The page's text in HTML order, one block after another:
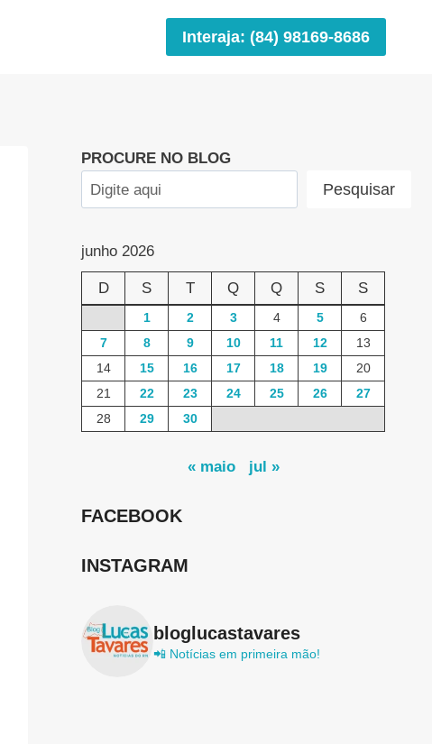
Interaja: (84) 98169-8686
PROCURE NO BLOG
Pesquisar
junho 2026
D S T Q Q S S
1 2 3 4 5
6
7
8 9 10 11 12
13
14
15 16 17 18 19
20
21
22 23 24 25 26
27
28
29 30
« maio jul »
FACEBOOK
INSTAGRAM
bloglucastavares
📲 Notícias em primeira mão!